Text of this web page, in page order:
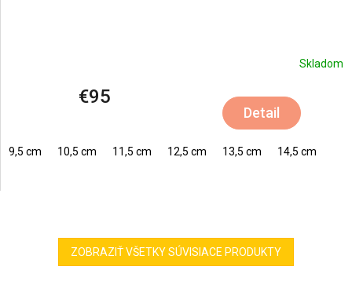
Skladom
€95
Detail
9,5 cm 10,5 cm 11,5 cm 12,5 cm 13,5 cm 14,5 cm
ZOBRAZIŤ VŠETKY SÚVISIACE PRODUKTY